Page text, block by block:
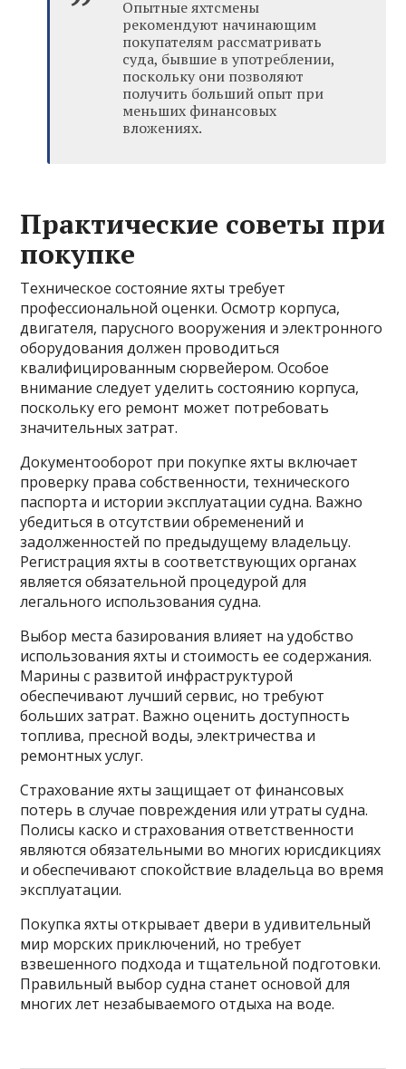
Опытные яхтсмены
рекомендуют начинающим
покупателям рассматривать
суда, бывшие в употреблении,
поскольку они позволяют
получить больший опыт при
меньших финансовых
вложениях.
Практические советы при
покупке
Техническое состояние яхты требует
профессиональной оценки. Осмотр корпуса,
двигателя, парусного вооружения и электронного
оборудования должен проводиться
квалифицированным сюрвейером. Особое
внимание следует уделить состоянию корпуса,
поскольку его ремонт может потребовать
значительных затрат.
Документооборот при покупке яхты включает
проверку права собственности, технического
паспорта и истории эксплуатации судна. Важно
убедиться в отсутствии обременений и
задолженностей по предыдущему владельцу.
Регистрация яхты в соответствующих органах
является обязательной процедурой для
легального использования судна.
Выбор места базирования влияет на удобство
использования яхты и стоимость ее содержания.
Марины с развитой инфраструктурой
обеспечивают лучший сервис, но требуют
больших затрат. Важно оценить доступность
топлива, пресной воды, электричества и
ремонтных услуг.
Страхование яхты защищает от финансовых
потерь в случае повреждения или утраты судна.
Полисы каско и страхования ответственности
являются обязательными во многих юрисдикциях
и обеспечивают спокойствие владельца во время
эксплуатации.
Покупка яхты открывает двери в удивительный
мир морских приключений, но требует
взвешенного подхода и тщательной подготовки.
Правильный выбор судна станет основой для
многих лет незабываемого отдыха на воде.